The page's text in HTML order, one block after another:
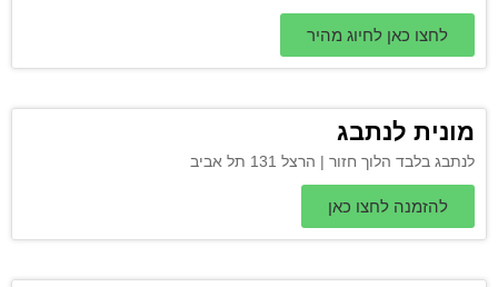
לחצו כאן לחיוג מהיר
מונית לנתבג
לנתבג בלבד הלוך חזור | הרצל 131 תל אביב
להזמנה לחצו כאן